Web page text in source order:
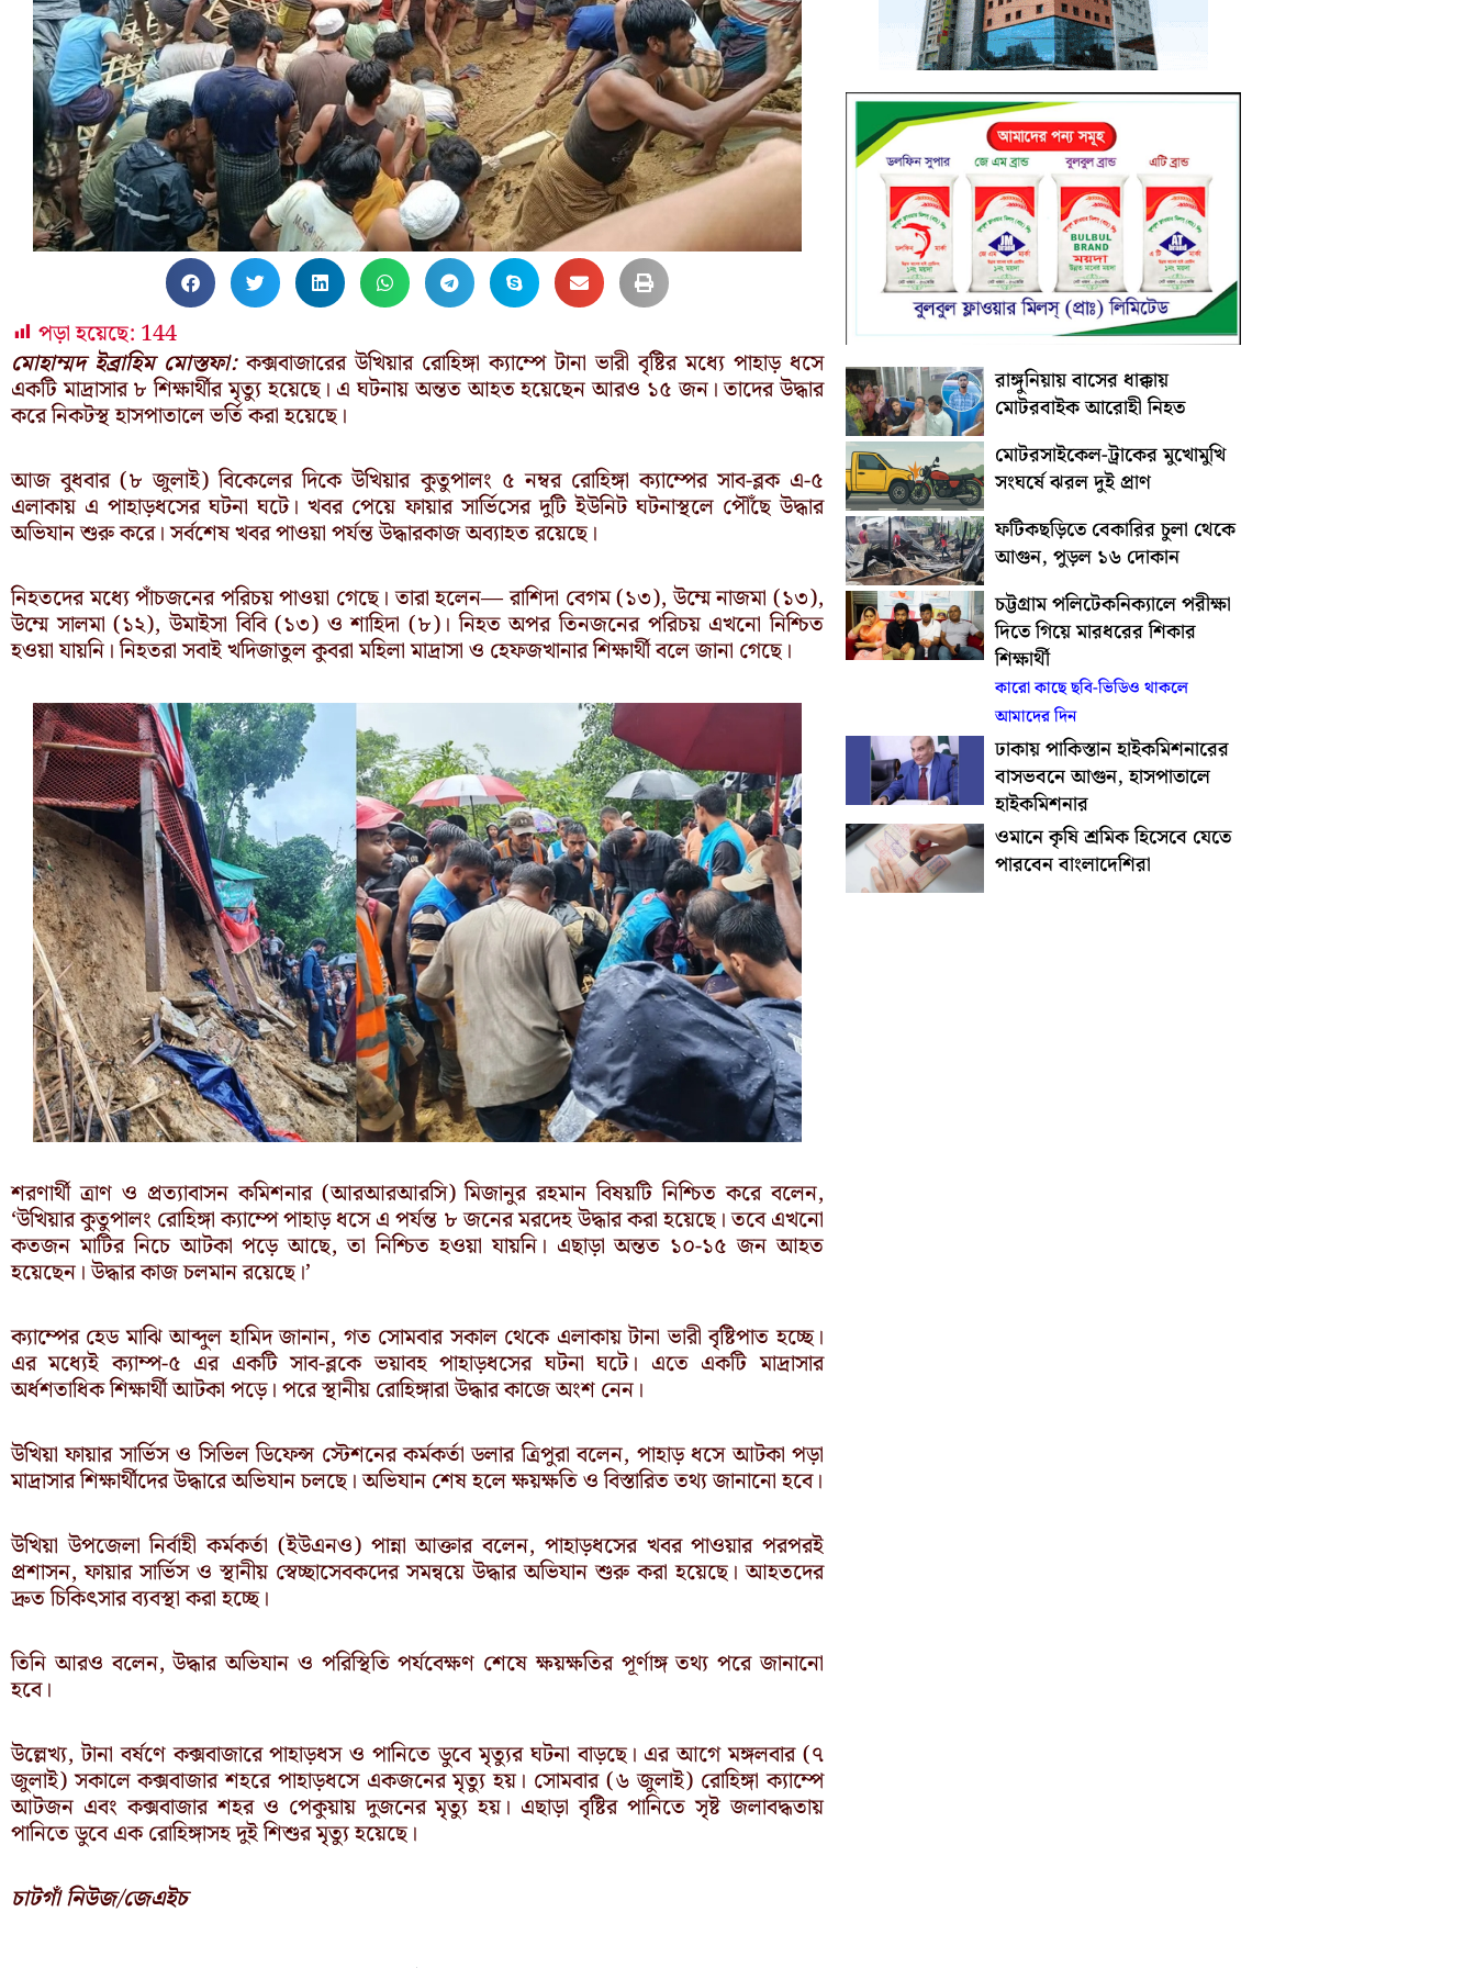
পড়া হয়েছে: 144
মোহাম্মদ ইব্রাহিম মোস্তফা:কক্সবাজারের উখিয়ার রোহিঙ্গা ক্যাম্পে টানা ভারী বৃষ্টির মধ্যে পাহাড় ধসে
একটি মাদ্রাসার ৮ শিক্ষার্থীর মৃত্যু হয়েছে। এ ঘটনায় অন্তত আহত হয়েছেন আরও ১৫ জন। তাদের উদ্ধার
করে নিকটস্থ হাসপাতালে ভর্তি করা হয়েছে।
আজ বুধবার (৮ জুলাই) বিকেলের দিকে উখিয়ার কুতুপালং ৫ নম্বর রোহিঙ্গা ক্যাম্পের সাব-ব্লক এ-৫
এলাকায় এ পাহাড়ধসের ঘটনা ঘটে। খবর পেয়ে ফায়ার সার্ভিসের দুটি ইউনিট ঘটনাস্থলে পৌঁছে উদ্ধার
অভিযান শুরু করে। সর্বশেষ খবর পাওয়া পর্যন্ত উদ্ধারকাজ অব্যাহত রয়েছে।
নিহতদের মধ্যে পাঁচজনের পরিচয় পাওয়া গেছে। তারা হলেন— রাশিদা বেগম (১৩), উম্মে নাজমা (১৩),
উম্মে সালমা (১২), উমাইসা বিবি (১৩) ও শাহিদা (৮)। নিহত অপর তিনজনের পরিচয় এখনো নিশ্চিত
হওয়া যায়নি। নিহতরা সবাই খদিজাতুল কুবরা মহিলা মাদ্রাসা ও হেফজখানার শিক্ষার্থী বলে জানা গেছে।
শরণার্থী ত্রাণ ও প্রত্যাবাসন কমিশনার (আরআরআরসি) মিজানুর রহমান বিষয়টি নিশ্চিত করে বলেন,
‘উখিয়ার কুতুপালং রোহিঙ্গা ক্যাম্পে পাহাড় ধসে এ পর্যন্ত ৮ জনের মরদেহ উদ্ধার করা হয়েছে। তবে এখনো
কতজন মাটির নিচে আটকা পড়ে আছে, তা নিশ্চিত হওয়া যায়নি। এছাড়া অন্তত ১০-১৫ জন আহত
হয়েছেন। উদ্ধার কাজ চলমান রয়েছে।’
ক্যাম্পের হেড মাঝি আব্দুল হামিদ জানান, গত সোমবার সকাল থেকে এলাকায় টানা ভারী বৃষ্টিপাত হচ্ছে।
এর মধ্যেই ক্যাম্প-৫ এর একটি সাব-ব্লকে ভয়াবহ পাহাড়ধসের ঘটনা ঘটে। এতে একটি মাদ্রাসার
অর্ধশতাধিক শিক্ষার্থী আটকা পড়ে। পরে স্থানীয় রোহিঙ্গারা উদ্ধার কাজে অংশ নেন।
উখিয়া ফায়ার সার্ভিস ও সিভিল ডিফেন্স স্টেশনের কর্মকর্তা ডলার ত্রিপুরা বলেন, পাহাড় ধসে আটকা পড়া
মাদ্রাসার শিক্ষার্থীদের উদ্ধারে অভিযান চলছে। অভিযান শেষ হলে ক্ষয়ক্ষতি ও বিস্তারিত তথ্য জানানো হবে।
উখিয়া উপজেলা নির্বাহী কর্মকর্তা (ইউএনও) পান্না আক্তার বলেন, পাহাড়ধসের খবর পাওয়ার পরপরই
প্রশাসন, ফায়ার সার্ভিস ও স্থানীয় স্বেচ্ছাসেবকদের সমন্বয়ে উদ্ধার অভিযান শুরু করা হয়েছে। আহতদের
দ্রুত চিকিৎসার ব্যবস্থা করা হচ্ছে।
তিনি আরও বলেন, উদ্ধার অভিযান ও পরিস্থিতি পর্যবেক্ষণ শেষে ক্ষয়ক্ষতির পূর্ণাঙ্গ তথ্য পরে জানানো
হবে।
উল্লেখ্য, টানা বর্ষণে কক্সবাজারে পাহাড়ধস ও পানিতে ডুবে মৃত্যুর ঘটনা বাড়ছে। এর আগে মঙ্গলবার (৭
জুলাই) সকালে কক্সবাজার শহরে পাহাড়ধসে একজনের মৃত্যু হয়। সোমবার (৬ জুলাই) রোহিঙ্গা ক্যাম্পে
আটজন এবং কক্সবাজার শহর ও পেকুয়ায় দুজনের মৃত্যু হয়। এছাড়া বৃষ্টির পানিতে সৃষ্ট জলাবদ্ধতায়
পানিতে ডুবে এক রোহিঙ্গাসহ দুই শিশুর মৃত্যু হয়েছে।
চাটগাঁ নিউজ/জেএইচ
রাঙ্গুনিয়ায় বাসের ধাক্কায়
মোটরবাইক আরোহী নিহত
মোটরসাইকেল-ট্রাকের মুখোমুখি
সংঘর্ষে ঝরল দুই প্রাণ
ফটিকছড়িতে বেকারির চুলা থেকে
আগুন, পুড়ল ১৬ দোকান
চট্টগ্রাম পলিটেকনিক্যালে পরীক্ষা
দিতে গিয়ে মারধরের শিকার
শিক্ষার্থী
কারো কাছে ছবি-ভিডিও থাকলে
আমাদের দিন
ঢাকায় পাকিস্তান হাইকমিশনারের
বাসভবনে আগুন, হাসপাতালে
হাইকমিশনার
ওমানে কৃষি শ্রমিক হিসেবে যেতে
পারবেন বাংলাদেশিরা